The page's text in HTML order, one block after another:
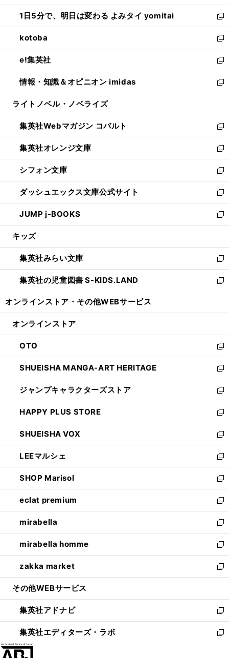
ウ
で
開
く
ン
ド
ウ
で
開
く
ウ
ィ
ン
ド
ウ
で
開
く
し
い
ウ
ィ
ン
ド
ウ
で
開
1日5分で、明日は変わる よみタイ yomitai
新
し
い
ウ
ィ
ン
ド
ウ
開
く
kotoba
新
し
い
ウ
ィ
ン
ウ
で
開
く
e!集英社
新
し
い
ウ
ン
ド
ウ
で
開
く
情報・知識＆オピニオン imidas
新
し
ウ
ィ
ン
ド
ウ
で
開
く
ライトノベル・ノベライズ
集英社Webマガジン コバルト
新
し
い
ウ
ィ
ン
ド
ウ
で
開
集英社オレンジ文庫
新
し
い
ウ
ィ
ン
ド
ウ
開
く
シフォン文庫
新
し
い
ウ
ィ
ン
ウ
で
開
く
ダッシュエックス文庫公式サイト
新
し
い
ウ
ン
ド
ウ
で
JUMP j-BOOKS
新
し
ウ
ィ
ン
ド
開
キッズ
集英社みらい文庫
新
し
い
ン
ウ
で
開
く
集英社の児童図書 S-KIDS.LAND
新
ウ
ン
ド
ウ
で
開
く
オンラインストア・ その他WEBサービス
オンラインストア
OTO
新
し
い
ウ
ィ
ン
ド
ウ
で
開
く
SHUEISHA MANGA-ART HERITAGE
新
し
い
ウ
ィ
ン
ド
ウ
で
開
く
ジャンプキャラクターズストア
新
し
い
ウ
ィ
ン
ド
ウ
で
開
く
HAPPY PLUS STORE
新
し
い
ウ
ィ
ン
ド
ウ
で
開
く
SHUEISHA VOX
新
し
い
ウ
ィ
ン
ド
ウ
で
開
く
LEEマルシェ
新
し
い
ウ
ィ
ン
ド
ウ
で
開
く
SHOP Marisol
新
し
い
ウ
ィ
ン
ド
ウ
で
開
eclat premium
新
し
い
ウ
ィ
ン
ド
ウ
開
く
mirabella
新
し
い
ウ
ィ
ン
ウ
で
開
く
mirabella homme
新
し
い
ウ
ン
ド
ウ
で
zakka market
新
し
ウ
ィ
ン
ド
その他WEBサービス
集英社アドナビ
新
し
い
集英社エディターズ・ラボ
新